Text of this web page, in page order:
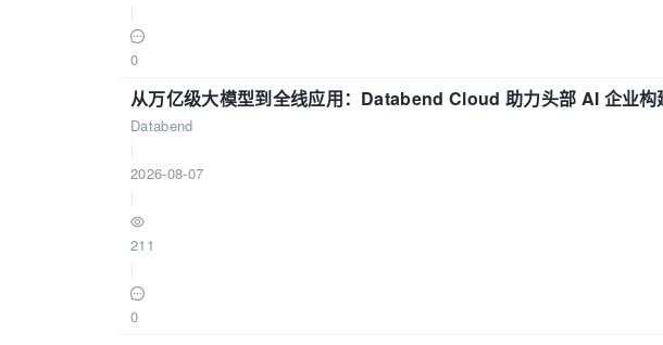
0
从万亿级大模型到全线应用：Databend Cloud 助力头部 AI 企业
Databend
2026-08-07
211
0